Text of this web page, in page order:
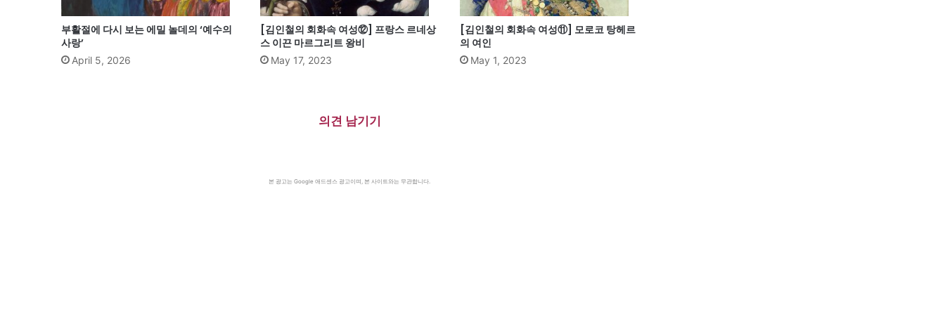
부활절에 다시 보는 에밀 놀데의 ‘예수의
사랑’
April 5, 2026
[김인철의 회화속 여성⑫] 프랑스 르네상
스 이끈 마르그리트 왕비
May 17, 2023
[김인철의 회화속 여성⑪] 모로코 탕헤르
의 여인
May 1, 2023
의견 남기기
본 광고는 Google 애드센스 광고이며, 본 사이트와는 무관합니다.